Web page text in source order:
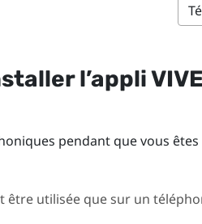
l’appliVIVE
pendant que vous êtes
être utilisée que sur un